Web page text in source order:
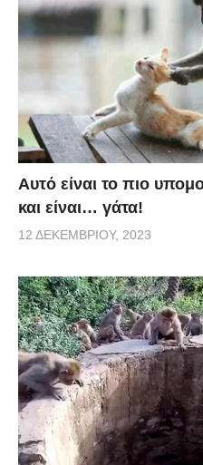
Αυτό είναι το πιο
και είναι… γάτα!
12 ΔΕΚΕΜΒΡΊΟΥ, 2023